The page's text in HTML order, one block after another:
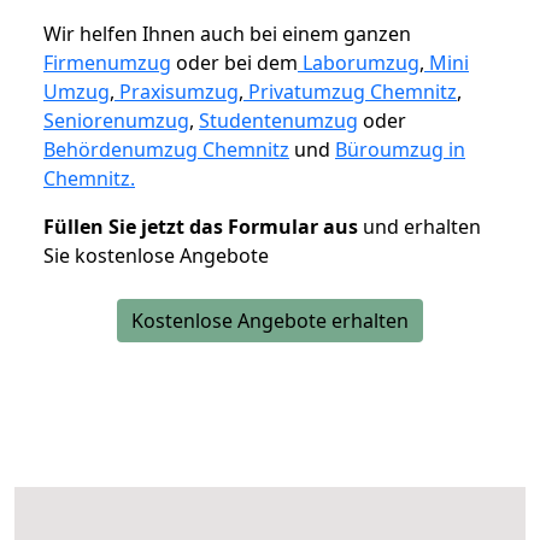
Wir helfen Ihnen auch bei einem ganzen
Firmenumzug oder bei dem Laborumzug, Mini
Umzug, Praxisumzug, Privatumzug Chemnitz,
Seniorenumzug, Studentenumzug oder
Behördenumzug Chemnitz und Büroumzug in
Chemnitz.
Füllen Sie jetzt das Formular aus und erhalten
Sie kostenlose Angebote
Kostenlose Angebote erhalten